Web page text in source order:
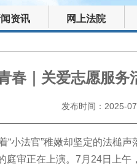
资讯 网上法院
春｜关爱志愿服务
发布时间：2025-
“小法官”稚嫩却坚定的法槌
庭审正在上演。7月24日上午